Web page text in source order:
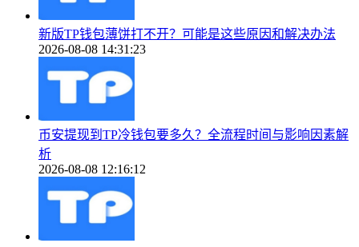
新版TP钱包薄饼打不开？可能是这些原因和解决办法
2026-08-08 14:31:23
币安提现到TP冷钱包要多久？全流程时间与影响因素解
析
2026-08-08 12:16:12